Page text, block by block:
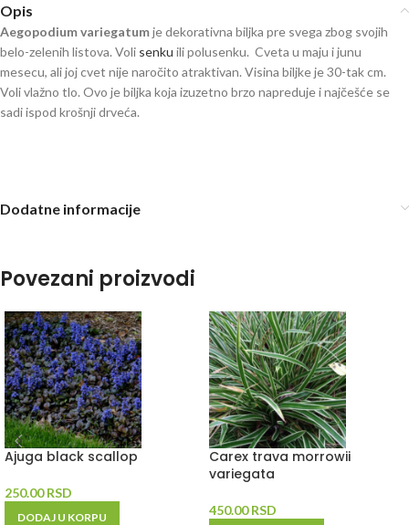
Opis
Aegopodium variegatumje dekorativna biljka pre svega zbog svojih
belo-zelenih listova. Voli senku ili polusenku. Cveta u maju i junu
mesecu, ali joj cvet nije naročito atraktivan. Visina biljke je 30-tak cm.
Voli vlažno tlo. Ovo je biljka koja izuzetno brzo napreduje i najčešće se
sadi ispod krošnji drveća.
Dodatne informacije
Povezani proizvodi
Ajuga black scallop
250.00RSD
DODAJ U KORPU
Carex trava morrowii
variegata
450.00RSD